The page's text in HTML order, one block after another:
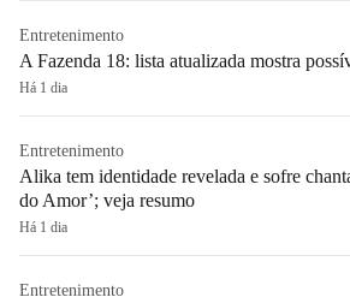
Entretenimento
A Fazenda 18: lista atualizada mostra
Há 1 dia
Entretenimento
Alika tem identidade revelada e sofre
do Amor’; veja resumo
Há 1 dia
Entretenimento